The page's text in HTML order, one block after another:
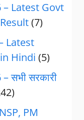
Latest Govt
(7)
Latest
Hindi (5)
सभी सरकारी
PM